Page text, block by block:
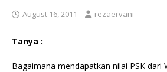
August 16, 2011 rezaervani
Tanya :
Bagaimana mendapatkan nilai PSK dari